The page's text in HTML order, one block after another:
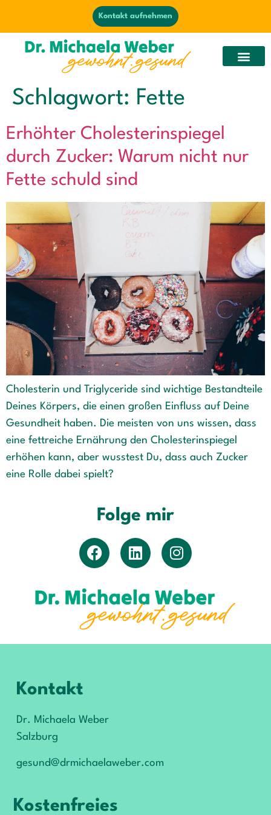
Kontakt aufnehmen
Schlagwort: Fette
Erhöhter Cholesterinspiegel
durch Zucker: Warum nicht nur
Fette schuld sind
Cholesterin und Triglyceride sind wichtige Bestandteile
Deines Körpers, die einen großen Einfluss auf Deine
Gesundheit haben. Die meisten von uns wissen, dass
eine fettreiche Ernährung den Cholesterinspiegel
erhöhen kann, aber wusstest Du, dass auch Zucker
eine Rolle dabei spielt?
Folge mir
Kontakt
Dr. Michaela Weber
Salzburg
gesund@drmichaelaweber.com
Kostenfreies